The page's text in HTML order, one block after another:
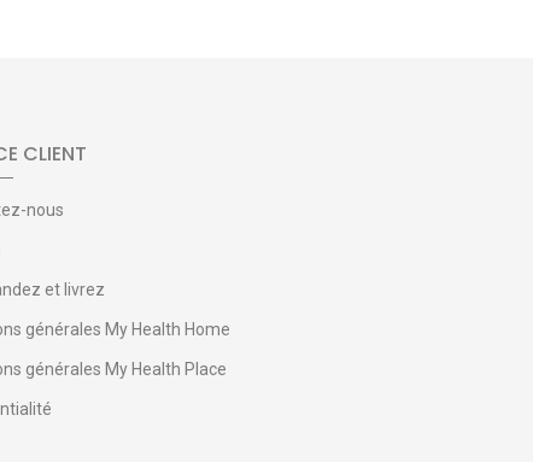
CLIENT
nous
et livrez
générales My Health Home
générales My Health Place